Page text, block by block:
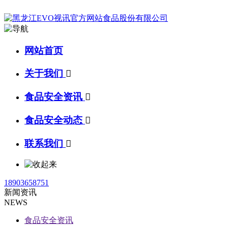
网站首页
关于我们 
食品安全资讯 
食品安全动态 
联系我们 
18903658751
新闻资讯
NEWS
食品安全资讯